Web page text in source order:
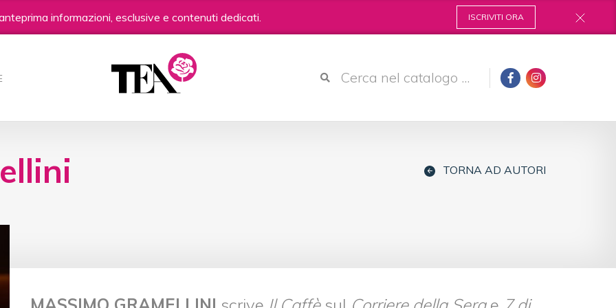
informazioni, esclusive e contenuti dedicati. ISCRIVITI ORA
TORNA AD AUTORI